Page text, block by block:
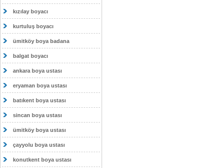
kızılay boyacı
kurtuluş boyacı
ümitköy boya badana
balgat boyacı
ankara boya ustası
eryaman boya ustası
batıkent boya ustası
sincan boya ustası
ümitköy boya ustası
çayyolu boya ustası
konutkent boya ustası